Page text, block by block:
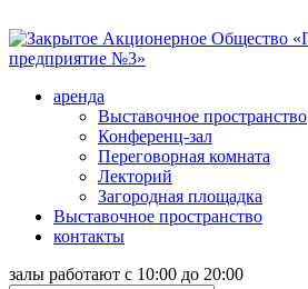
аренда
Выставочное пространство
Конференц-зал
Переговорная комната
Лекторий
Загородная площадка
Выставочное пространство
контакты
залы работают с 10:00 до 20:00